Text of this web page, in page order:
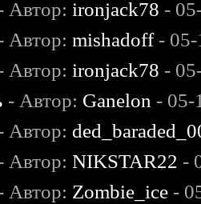
Автор: ironjack78 -
Автор:mishadoff- 05-
Автор: ironjack78 -
- Автор: Ganelon - 05-
Автор:
Автор:NIKSTAR22 -
Автор: Zombie_ice -